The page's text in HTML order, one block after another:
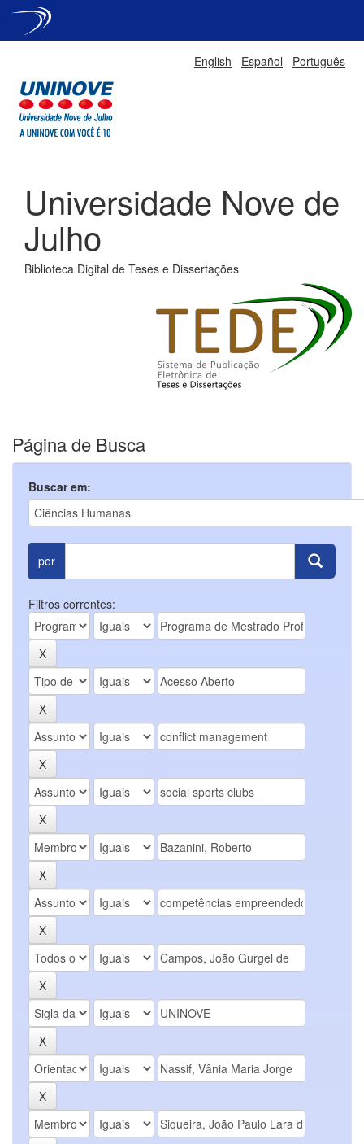
English Español Português
Universidade Nove de
Julho
Biblioteca Digital de Teses e Dissertações
Página de Busca
Buscar em:
por
Filtros correntes: